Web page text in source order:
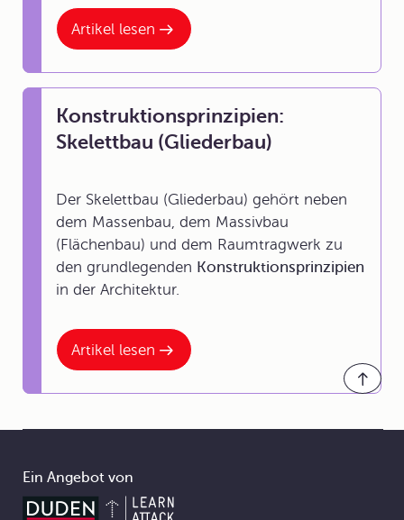
Artikel lesen
Artikel lesen
Konstruktionsprinzipien:
Skelettbau (Gliederbau)
Der Skelettbau (Gliederbau) gehört neben
dem Massenbau, dem Massivbau
(Flächenbau) und dem Raumtragwerk zu
den grundlegenden Konstruktionsprinzipien
in der Architektur.
Ein Angebot von